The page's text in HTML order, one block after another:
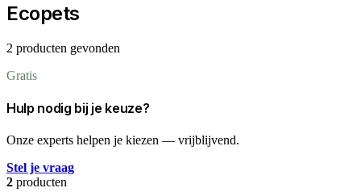
Ecopets
2 producten gevonden
Gratis
Hulp nodig bij je keuze?
Onze experts helpen je kiezen — vrijblijvend.
Stel je vraag
2 producten